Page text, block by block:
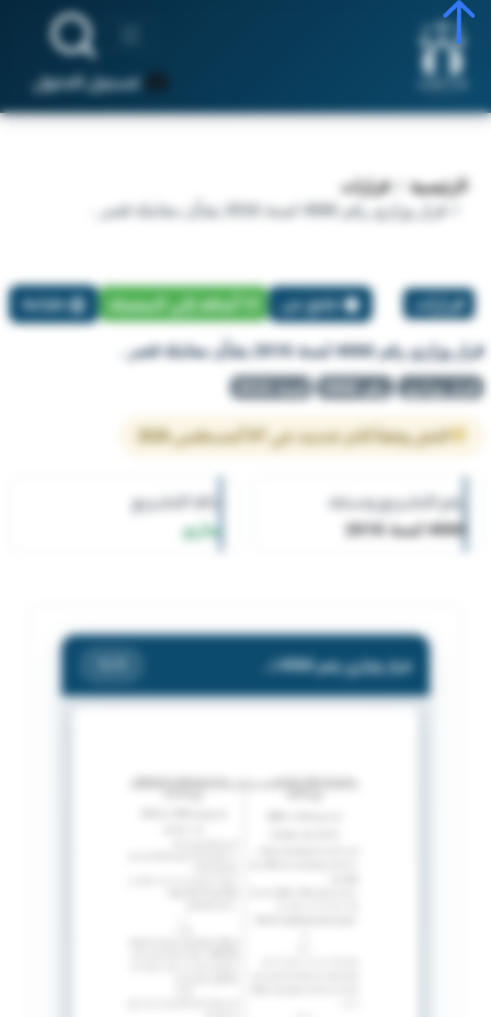
تسجيل الدخول
الرئيسية
قرارات
قرار وزاري رقم 4066 لسنة 2016 بشأن معاملة قصر .
قرارات تبليغ عن أضافة إلي المفضلة طباعة
قرار وزاري رقم 4066 لسنة 2016 بشأن معاملة قصر .
قرار وزاري رقم 4066 لسنة 2016
النص وفقاً لآخر تحديث في 07 أغسطس 2026
رقم التشريع وسنته
4066 لسنة 2016
حالة التشريع
ساري